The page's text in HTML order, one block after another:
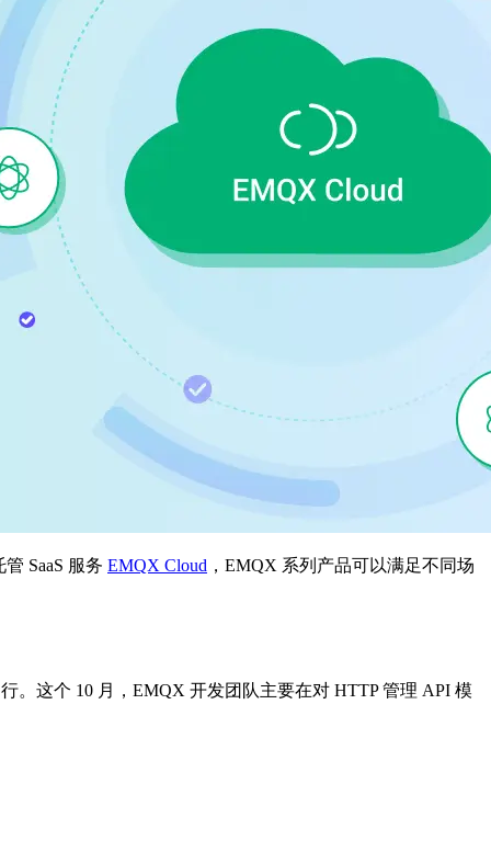
SaaS 服务 EMQX Cloud ，EMQX 系列产品可以满足不同场
。这个 10 月，EMQX 开发团队主要在对 HTTP 管理 API 模